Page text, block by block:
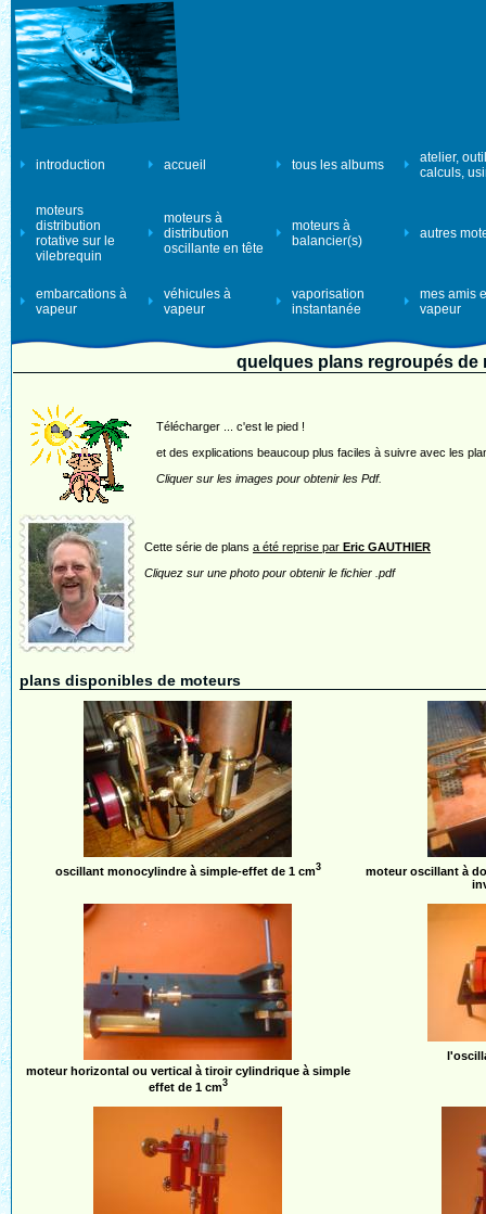
introduction accueil tous les albums
atelier,
calculs,
moteurs
distribution
rotative sur le
vilebrequin
moteurs à
distribution
oscillante en tête
moteurs à
balancier(s)
autres
embarcations à
vapeur
véhicules à
vapeur
vaporisation
instantanée
mes amis
vapeur
quelques plans regroupés de
Télécharger ... c'est le pied !
et des explications beaucoup plus faciles à suivre avec les
Cliquer sur les images pour obtenir les Pdf.
Cette série de plans a été reprise par Eric GAUTHIER
Cliquez sur une photo pour obtenir le fichier .pdf
plans disponibles de moteurs
oscillant monocylindre à simple-effet de 1 cm3
moteur oscillant à
moteur horizontal ou vertical à tiroir cylindrique à simple
effet de 1 cm3